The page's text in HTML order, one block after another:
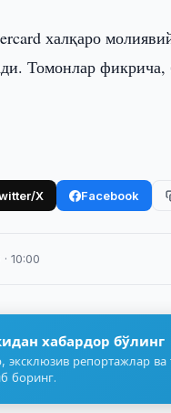
халқаро
Томонлар фикрича,
X Facebook
10:00
хабардор бўлинг
репортажлар ва
боринг.